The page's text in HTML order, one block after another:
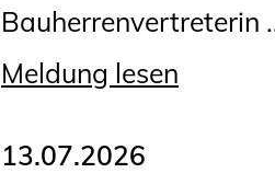
Bauherrenvertreterin
Meldung lesen
13.07.2026